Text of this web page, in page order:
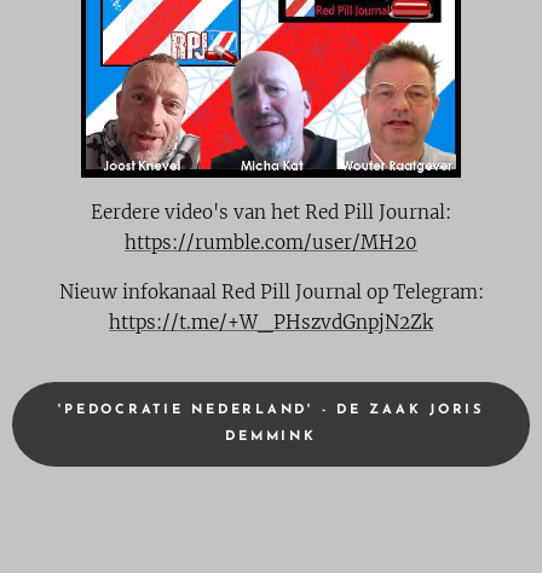
Eerdere video's van het Red Pill Journal:
https://rumble.com/user/MH20
Nieuw infokanaal Red Pill Journal op Telegram:
https://t.me/+W_PHszvdGnpjN2Zk
'PEDOCRATIE NEDERLAND' - DE ZAAK JORIS
DEMMINK